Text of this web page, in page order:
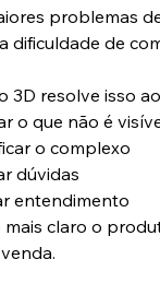
problemas
dificuldade de
3D resolve isso
o que não é
o complexo
dúvidas
entendimento
claro o